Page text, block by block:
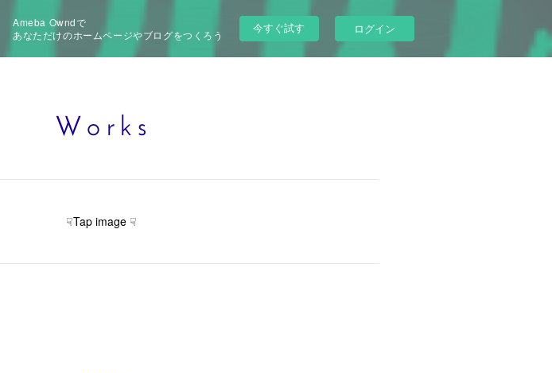
Ameba Owndで
あなただけのホームページやブログをつくろう
今すぐ試す ログイン
W o r k s
☟Tap image ☟